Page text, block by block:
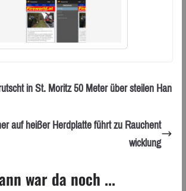
in St. Moritz 50 Meter über steilen Han
auf heißer Herdplatte führt zu Rauchent
wicklung
war da noch ...